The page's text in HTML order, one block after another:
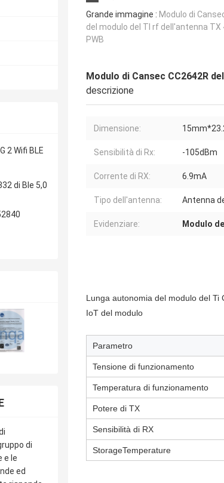
2 Wifi BLE
di Ble 5,0
di
e le
ed
Grande immagine : Modulo di
del modulo del TI rf dell'antenna TX
PWB
Modulo di Cansec CC2642R
descrizione
Dimensione:
Sensibilità di Rx: -105dBm
Corrente di RX: 6.9mA
Tipo dell'antenna: Antenna
Evidenziare: Modulo
Lunga autonomia del modulo del Ti
IoT del modulo
Parametro
Tensione di funzionamento
Temperatura di funzionamento
Potere di TX
Sensibilità di RX
StorageTemperature